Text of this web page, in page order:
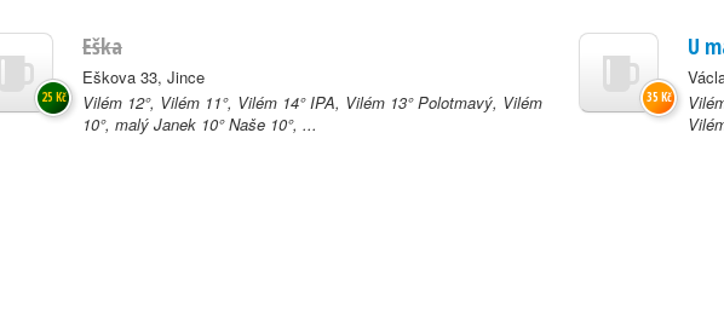
Eška
Eškova 33, Jince
Vilém 12°, Vilém 11°, Vilém 14° IPA, Vilém 13° Polotmavý, Vilém
10°, malý Janek 10° Naše 10°, ...
25 Kč
U
35 Kč